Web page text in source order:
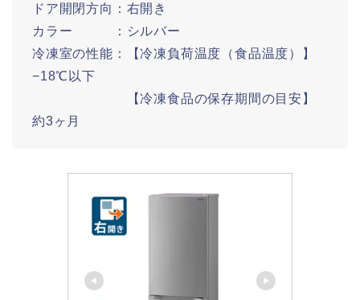
ドア開閉方向：右開き
カラー ：シルバー
冷凍室の性能：【冷凍負荷温度（食品温度）】
−18℃以下
【冷凍食品の保存期間の目安】
約3ヶ月